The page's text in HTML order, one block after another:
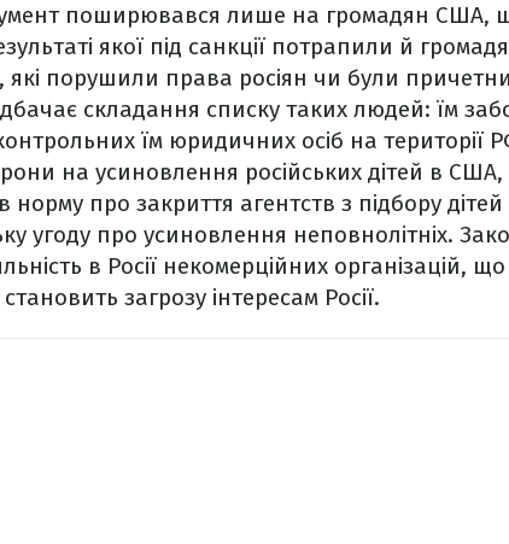
поширювався лише на громадян США,
якої під санкції потрапили й
які порушили права росіян чи були
складання списку таких людей: їм
їм юридичних осіб на території
на усиновлення російських дітей в США,
про закриття агентств з підбору дітей
угоду про усиновлення неповнолітніх.
в Росії некомерційних організацій,
загрозу інтересам Росії.